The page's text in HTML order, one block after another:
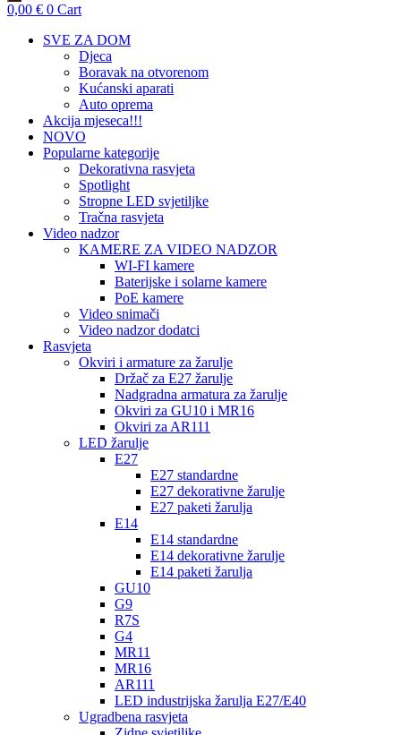
0,00 € 0 Cart
SVE ZA DOM
Djeca
Boravak na otvorenom
Kućanski aparati
Auto oprema
Akcija mjeseca!!!
NOVO
Popularne kategorije
Dekorativna rasvjeta
Spotlight
Stropne LED svjetiljke
Tračna rasvjeta
Video nadzor
KAMERE ZA VIDEO NADZOR
WI-FI kamere
Baterijske i solarne kamere
PoE kamere
Video snimači
Video nadzor dodatci
Rasvjeta
Okviri i armature za žarulje
Držač za E27 žarulje
Nadgradna armatura za žarulje
Okviri za GU10 i MR16
Okviri za AR111
LED žarulje
E27
E27 standardne
E27 dekorativne žarulje
E27 paketi žarulja
E14
E14 standardne
E14 dekorativne žarulje
E14 paketi žarulja
GU10
G9
R7S
G4
MR11
MR16
AR111
LED industrijska žarulja E27/E40
Ugradbena rasvjeta